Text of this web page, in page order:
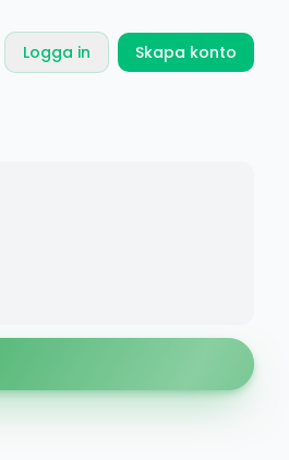
Logga in Skapa konto